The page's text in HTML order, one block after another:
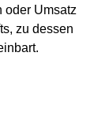
oder Umsatz
zu dessen